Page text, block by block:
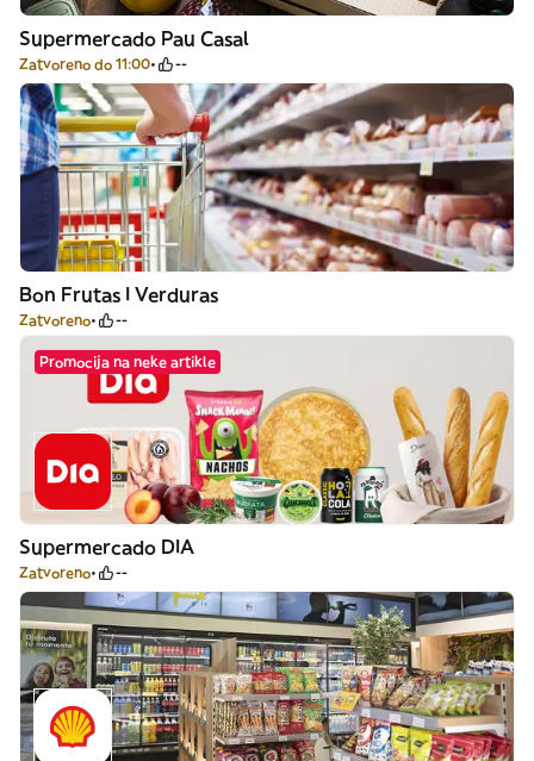
Supermercado Pau Casal
Zatvoreno do 11:00 --
Bon Frutas I Verduras
Zatvoreno --
Promocija na neke artikle
Supermercado DIA
Zatvoreno --